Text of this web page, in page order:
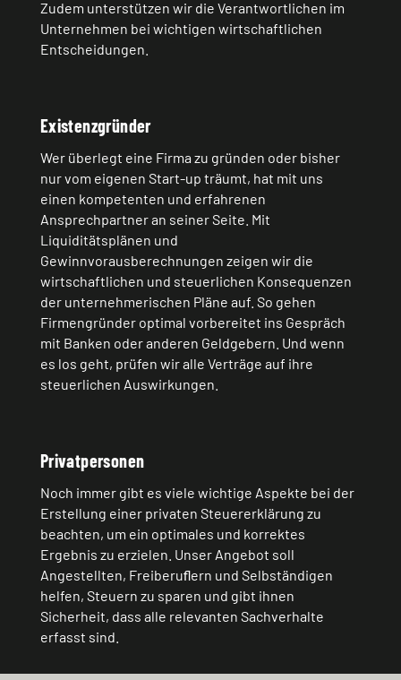
Zudem unterstützen wir die Verantwortlichen im
Unternehmen bei wichtigen wirtschaftlichen
Entscheidungen.
Existenzgründer
Wer überlegt eine Firma zu gründen oder bisher
nur vom eigenen Start-up träumt, hat mit uns
einen kompetenten und erfahrenen
Ansprechpartner an seiner Seite. Mit
Liquiditätsplänen und
Gewinnvorausberechnungen zeigen wir die
wirtschaftlichen und steuerlichen Konsequenzen
der unternehmerischen Pläne auf. So gehen
Firmengründer optimal vorbereitet ins Gespräch
mit Banken oder anderen Geldgebern. Und wenn
es los geht, prüfen wir alle Verträge auf ihre
steuerlichen Auswirkungen.
Privatpersonen
Noch immer gibt es viele wichtige Aspekte bei der
Erstellung einer privaten Steuererklärung zu
beachten, um ein optimales und korrektes
Ergebnis zu erzielen. Unser Angebot soll
Angestellten, Freiberuﬂern und Selbständigen
helfen, Steuern zu sparen und gibt ihnen
Sicherheit, dass alle relevanten Sachverhalte
erfasst sind.